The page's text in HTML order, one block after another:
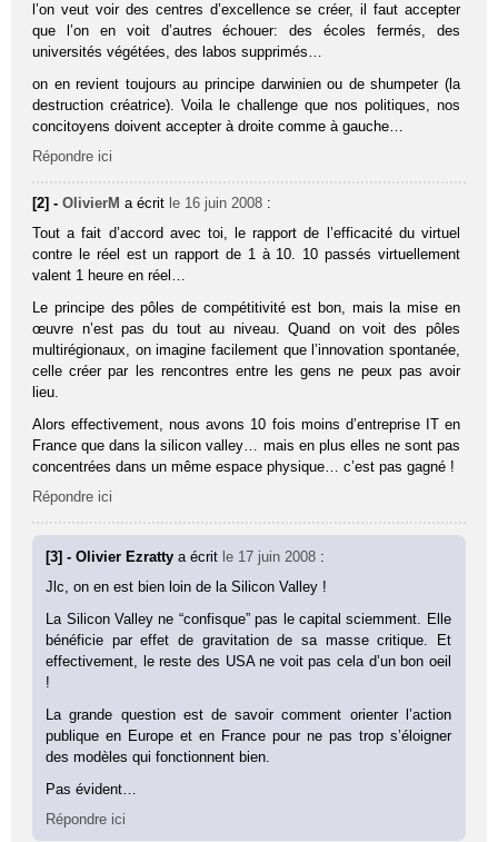
l’on veut voir des centres d’excellence se créer, il faut accepter
que l’on en voit d’autres échouer: des écoles fermés, des
universités végétées, des labos supprimés…
on en revient toujours au principe darwinien ou de shumpeter (la
destruction créatrice). Voila le challenge que nos politiques, nos
concitoyens doivent accepter à droite comme à gauche…
Répondre ici
[2] -OlivierM a écrit le 16 juin 2008 :
Tout a fait d’accord avec toi, le rapport de l’efficacité du virtuel
contre le réel est un rapport de 1 à 10. 10 passés virtuellement
valent 1 heure en réel…
Le principe des pôles de compétitivité est bon, mais la mise en
œuvre n’est pas du tout au niveau. Quand on voit des pôles
multirégionaux, on imagine facilement que l’innovation spontanée,
celle créer par les rencontres entre les gens ne peux pas avoir
lieu.
Alors effectivement, nous avons 10 fois moins d’entreprise IT en
France que dans la silicon valley… mais en plus elles ne sont pas
concentrées dans un même espace physique… c’est pas gagné !
Répondre ici
[3] - Olivier Ezrattya écrit le 17 juin 2008 :
Jlc, on en est bien loin de la Silicon Valley !
La Silicon Valley ne “confisque” pas le capital sciemment. Elle
bénéficie par effet de gravitation de sa masse critique. Et
effectivement, le reste des USA ne voit pas cela d’un bon oeil
!
La grande question est de savoir comment orienter l’action
publique en Europe et en France pour ne pas trop s’éloigner
des modèles qui fonctionnent bien.
Pas évident…
Répondre ici